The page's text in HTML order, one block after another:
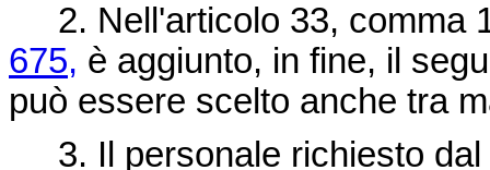
2. Nell'articolo 33, comma
675, è aggiunto, in fine, il
può essere scelto anche tra
3. Il personale richiesto dal